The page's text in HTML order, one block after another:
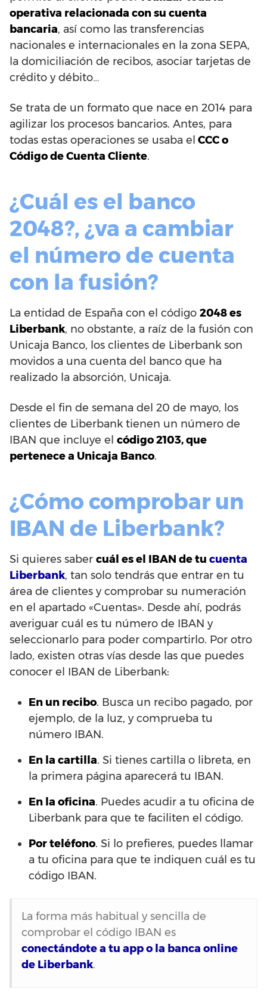
operativa relacionada con su cuenta
bancaria, así como las transferencias
nacionales e internacionales en la zona SEPA,
la domiciliación de recibos, asociar tarjetas de
crédito y débito…
Se trata de un formato que nace en 2014 para
agilizar los procesos bancarios. Antes, para
todas estas operaciones se usaba el CCC o
Código de Cuenta Cliente.
¿Cuál es el banco
2048?, ¿va a cambiar
el número de cuenta
con la fusión?
La entidad de España con el código 2048 es
Liberbank, no obstante, a raíz de la fusión con
Unicaja Banco, los clientes de Liberbank son
movidos a una cuenta del banco que ha
realizado la absorción, Unicaja.
Desde el fin de semana del 20 de mayo, los
clientes de Liberbank tienen un número de
IBAN que incluye el código 2103, que
pertenece a Unicaja Banco.
¿Cómo comprobar un
IBAN de Liberbank?
Si quieres saber cuál es el IBAN de tu cuenta
Liberbank, tan solo tendrás que entrar en tu
área de clientes y comprobar su numeración
en el apartado «Cuentas». Desde ahí, podrás
averiguar cuál es tu número de IBAN y
seleccionarlo para poder compartirlo. Por otro
lado, existen otras vías desde las que puedes
conocer el IBAN de Liberbank:
En un recibo. Busca un recibo pagado, por
ejemplo, de la luz, y comprueba tu
número IBAN.
En la cartilla. Si tienes cartilla o libreta, en
la primera página aparecerá tu IBAN.
En la oficina. Puedes acudir a tu oficina de
Liberbank para que te faciliten el código.
Por teléfono. Si lo prefieres, puedes llamar
a tu oficina para que te indiquen cuál es tu
código IBAN.
La forma más habitual y sencilla de
comprobar el código IBAN es
conectándote a tu app o la banca online
de Liberbank.